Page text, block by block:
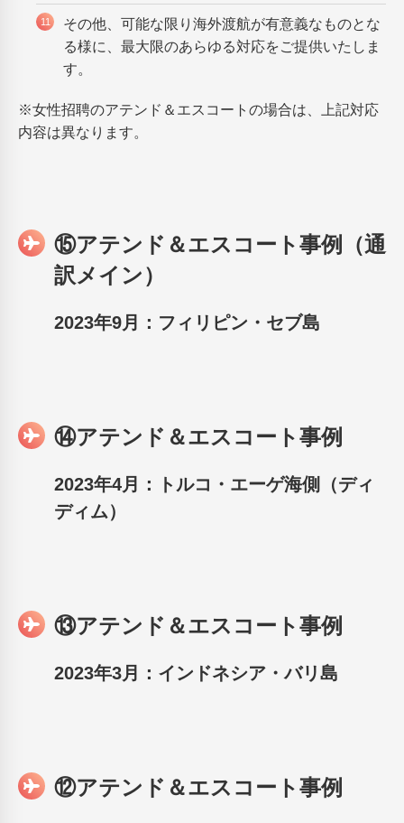
その他、可能な限り海外渡航が有意義なものとな
る様に、最大限のあらゆる対応をご提供いたしま
す。
※女性招聘のアテンド＆エスコートの場合は、上記対応
内容は異なります。
⑮アテンド＆エスコート事例（通
訳メイン）
2023年9月：フィリピン・セブ島
⑭アテンド＆エスコート事例
2023年4月：トルコ・エーゲ海側（ディ
ディム）
⑬アテンド＆エスコート事例
2023年3月：インドネシア・バリ島
⑫アテンド＆エスコート事例